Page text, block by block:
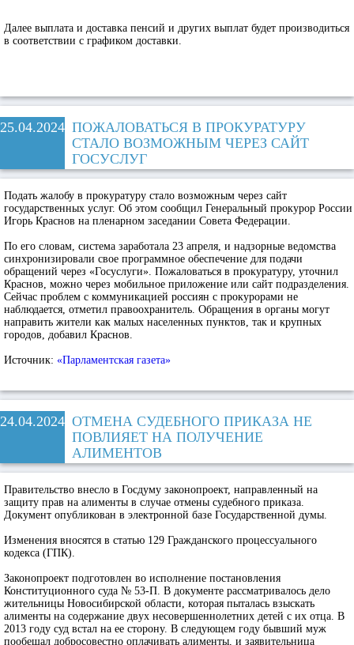
Далее выплата и доставка пенсий и других выплат будет производиться
в соответствии с графиком доставки.
25.04.2024 ПОЖАЛОВАТЬСЯ В ПРОКУРАТУРУ
СТАЛО ВОЗМОЖНЫМ ЧЕРЕЗ САЙТ
ГОСУСЛУГ
Подать жалобу в прокуратуру стало возможным через сайт
государственных услуг. Об этом сообщил Генеральный прокурор России
Игорь Краснов на пленарном заседании Совета Федерации.
По его словам, система заработала 23 апреля, и надзорные ведомства
синхронизировали свое программное обеспечение для подачи
обращений через «Госуслуги». Пожаловаться в прокуратуру, уточнил
Краснов, можно через мобильное приложение или сайт подразделения.
Сейчас проблем с коммуникацией россиян с прокурорами не
наблюдается, отметил правоохранитель. Обращения в органы могут
направить жители как малых населенных пунктов, так и крупных
городов, добавил Краснов.
Источник: «Парламентская газета»
24.04.2024 ОТМЕНА СУДЕБНОГО ПРИКАЗА НЕ
ПОВЛИЯЕТ НА ПОЛУЧЕНИЕ
АЛИМЕНТОВ
Правительство внесло в Госдуму законопроект, направленный на
защиту прав на алименты в случае отмены судебного приказа.
Документ опубликован в электронной базе Государственной думы.
Изменения вносятся в статью 129 Гражданского процессуального
кодекса (ГПК).
Законопроект подготовлен во исполнение постановления
Конституционного суда № 53-П. В документе рассматривалось дело
жительницы Новосибирской области, которая пыталась взыскать
алименты на содержание двух несовершеннолетних детей с их отца. В
2013 году суд встал на ее сторону. В следующем году бывший муж
пообещал добросовестно оплачивать алименты, и заявительница